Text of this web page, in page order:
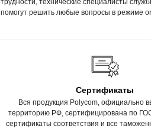
помогут решить любые вопросы в режиме
Сертификаты
Вся продукция Polycom, официально
территорию РФ, сертифицирована по
сертификаты соответствия и все